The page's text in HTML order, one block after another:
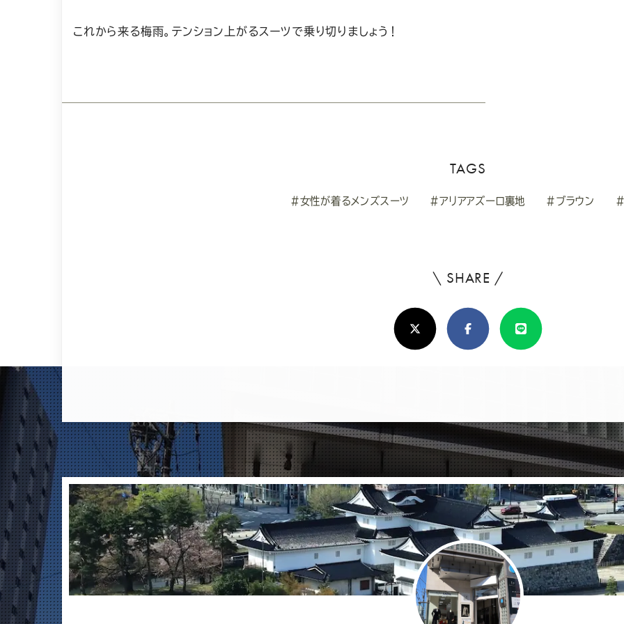
これから来る梅雨。テンション上がるスーツで乗り切りましょう！
TAGS
#女性が着るメンズスーツ #アリアアズーロ裏地 #ブラウン
\ SHARE /
ろ
し
け
シ
ェ
ア
し
て
く
だ
さ
X(Twitter)FacebookLine